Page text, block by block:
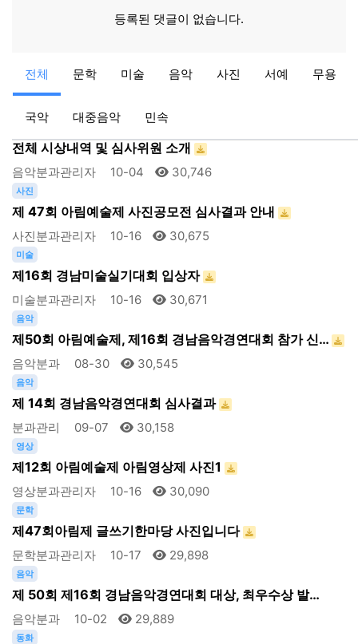
등록된 댓글이 없습니다.
전체 문학 미술 음악 사진 서예 무용
국악 대중음악 민속
서예공모전 입상 결과
서예분과관리자 10-19
전체 시상내역 및 심사위원 소개
음악분과관리자 10-04 30,746
사진
제 47회 아림예술제 사진공모전 심사결과 안내
사진분과관리자 10-16 30,675
미술
제16회 경남미술실기대회 입상자
미술분과관리자 10-16 30,671
음악
제50회 아림예술제, 제16회 경남음악경연대회 참가 신…
음악분과 08-30 30,545
음악
제 14회 경남음악경연대회 심사결과
분과관리 09-07 30,158
영상
제12회 아림예술제 아림영상제 사진1
영상분과관리자 10-16 30,090
문학
제47회아림제 글쓰기한마당 사진입니다
문학분과관리자 10-17 29,898
음악
제 50회 제16회 경남음악경연대회 대상, 최우수상 발…
음악분과 10-02 29,889
동화